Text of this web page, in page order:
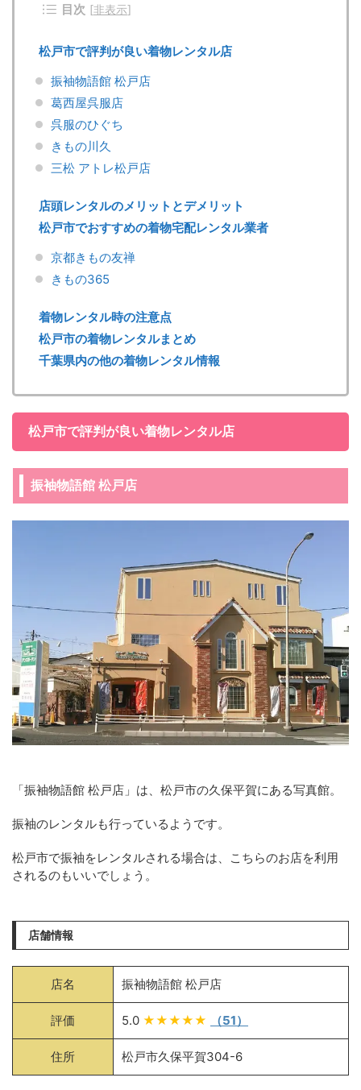
目次 [非表示]
松戸市で評判が良い着物レンタル店
振袖物語館 松戸店
葛西屋呉服店
呉服のひぐち
きもの川久
三松 アトレ松戸店
店頭レンタルのメリットとデメリット
松戸市でおすすめの着物宅配レンタル業者
京都きもの友禅
きもの365
着物レンタル時の注意点
松戸市の着物レンタルまとめ
千葉県内の他の着物レンタル情報
松戸市で評判が良い着物レンタル店
振袖物語館 松戸店
「振袖物語館 松戸店」は、松戸市の久保平賀にある写真館。
振袖のレンタルも行っているようです。
松戸市で振袖をレンタルされる場合は、こちらのお店を利用
されるのもいいでしょう。
店舗情報
店名 振袖物語館 松戸店
評価 5.0 ★★★★★ （51）
住所 松戸市久保平賀304-6